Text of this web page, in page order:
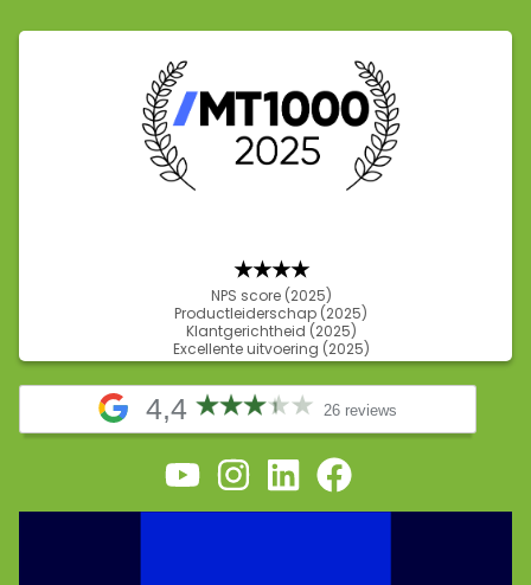
★★★★
NPS score (2025)
Productleiderschap (2025)
Klantgerichtheid (2025)
Excellente uitvoering (2025)
4,4 26 reviews